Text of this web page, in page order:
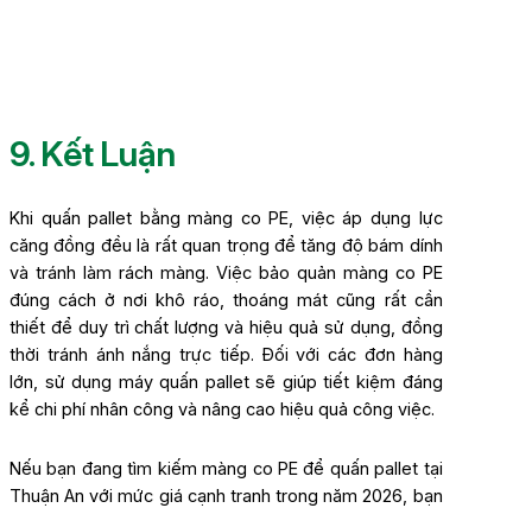
9. Kết Luận
Khi quấn pallet bằng màng co PE, việc áp dụng lực
căng đồng đều là rất quan trọng để tăng độ bám dính
và tránh làm rách màng. Việc bảo quản màng co PE
đúng cách ở nơi khô ráo, thoáng mát cũng rất cần
thiết để duy trì chất lượng và hiệu quả sử dụng, đồng
thời tránh ánh nắng trực tiếp. Đối với các đơn hàng
lớn, sử dụng máy quấn pallet sẽ giúp tiết kiệm đáng
kể chi phí nhân công và nâng cao hiệu quả công việc.
Nếu bạn đang tìm kiếm màng co PE để quấn pallet tại
Thuận An với mức giá cạnh tranh trong năm 2026, bạn